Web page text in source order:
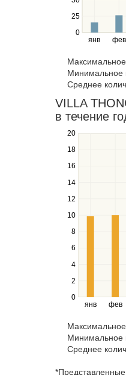
янв фев
0
25
and
right
navigate
through
items
in
a
series.
Минимальное
Среднее
VILLA
в течение
янв фев
0
2
4
6
8
10
12
14
16
18
20
Use
the
and
down
to
navigate
series.
Use
the
and
right
navigate
through
items
Минимальное
Среднее